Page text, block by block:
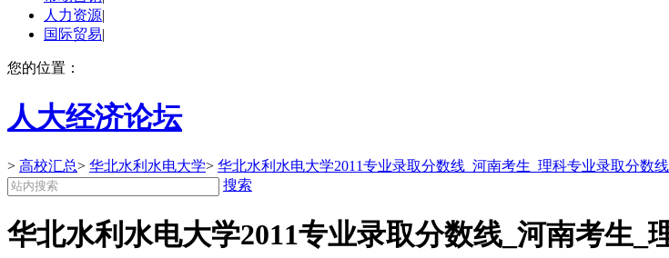
人力资源|
国际贸易|
您的位置：
人大经济论坛
> 高校汇总> 华北水利水电大学> 华北水利水电大学2011专业录取分数线_河南考生_理科专业录取分数
搜索
华北水利水电大学2011专业录取分数线_河南考生_